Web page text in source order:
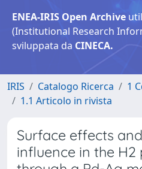
ENEA-IRIS Open Archive
(Institutional Research
sviluppata da CINECA.
IRIS Catalogo Ricerca
1
1.1 Articolo in rivista
Surface effects
influence in the H2